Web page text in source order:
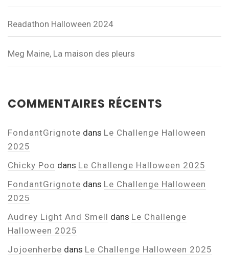
Readathon Halloween 2024
Meg Maine, La maison des pleurs
COMMENTAIRES RÉCENTS
FondantGrignote dans Le Challenge Halloween
2025
Chicky Poo dans Le Challenge Halloween 2025
FondantGrignote dans Le Challenge Halloween
2025
Audrey Light And Smell dans Le Challenge
Halloween 2025
Jojoenherbe dans Le Challenge Halloween 2025